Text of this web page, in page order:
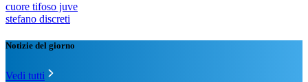
cuore tifoso juve
stefano discreti
Notizie del giorno
Vedi tutti